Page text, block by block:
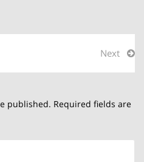
Next
published. Required fields are